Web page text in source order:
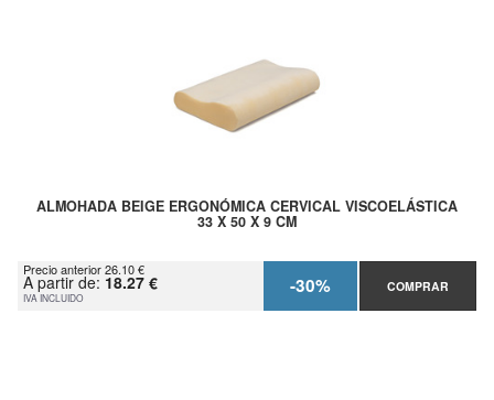
ALMOHADA BEIGE ERGONÓMICA CERVICAL VISCOELÁSTICA
33 X 50 X 9 CM
Precio anterior 26.10 €
A partir de: 18.27 €
IVA INCLUIDO -30% COMPRAR